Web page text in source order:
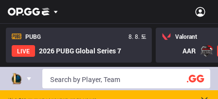
PUBG
8. 8. 토
LIVE
2026 PUBG Global Series 7
Valorant
AAR